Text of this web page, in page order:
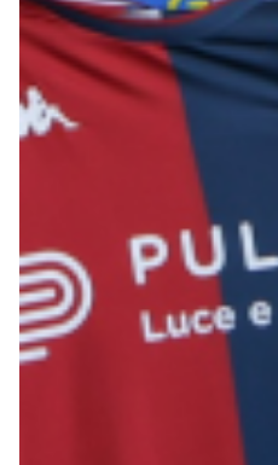
Robe di Kappa x Genoa
Vintage Collection
Red&Blue Voices
Accessori